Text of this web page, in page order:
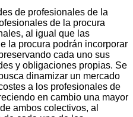
de profesionales de la
de la procura
al igual que las
la procura podrán incorporar
cada uno sus
y obligaciones propias. Se
dinamizar un mercado
a los profesionales de
en cambio una mayor
ambos colectivos, al